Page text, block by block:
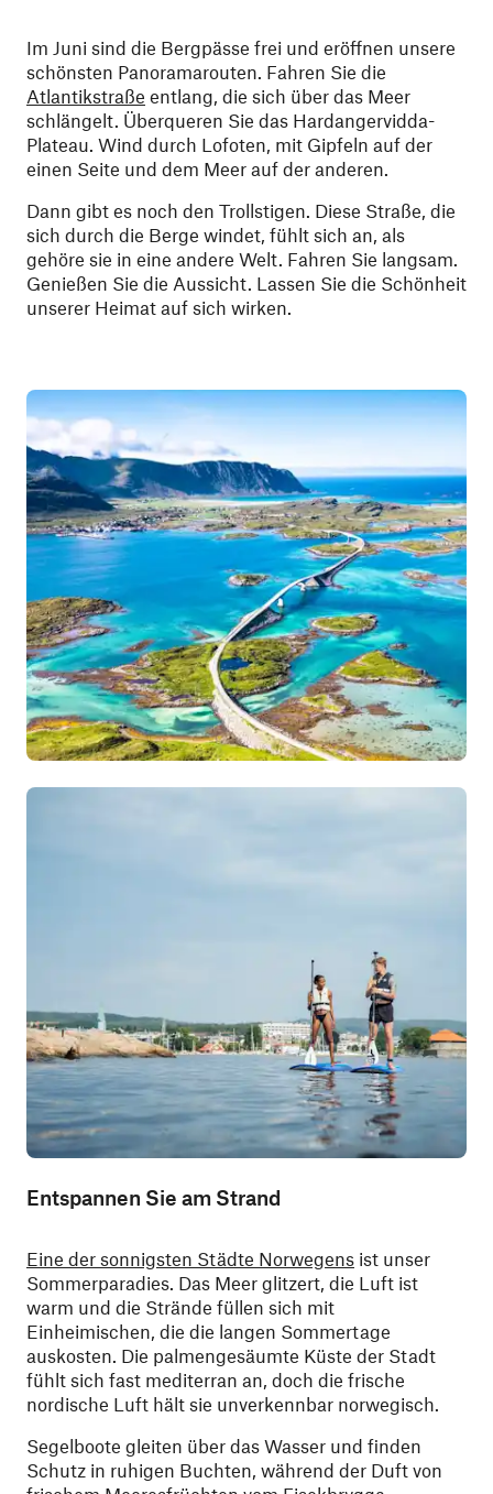
Im Juni sind die Bergpässe frei und eröffnen unsere
schönsten Panoramarouten. Fahren Sie die
Atlantikstraße entlang, die sich über das Meer
schlängelt. Überqueren Sie das Hardangervidda-
Plateau. Wind durch Lofoten, mit Gipfeln auf der
einen Seite und dem Meer auf der anderen.
Dann gibt es noch den Trollstigen. Diese Straße, die
sich durch die Berge windet, fühlt sich an, als
gehöre sie in eine andere Welt. Fahren Sie langsam.
Genießen Sie die Aussicht. Lassen Sie die Schönheit
unserer Heimat auf sich wirken.
Entspannen Sie am Strand
Eine der sonnigsten Städte Norwegens ist unser
Sommerparadies. Das Meer glitzert, die Luft ist
warm und die Strände füllen sich mit
Einheimischen, die die langen Sommertage
auskosten. Die palmengesäumte Küste der Stadt
fühlt sich fast mediterran an, doch die frische
nordische Luft hält sie unverkennbar norwegisch.
Segelboote gleiten über das Wasser und finden
Schutz in ruhigen Buchten, während der Duft von